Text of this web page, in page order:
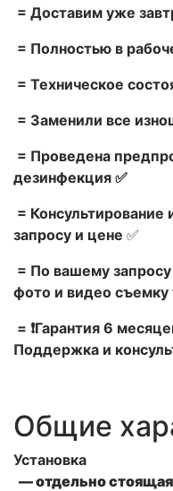
= Доставим уже
= Полностью в
= Техническое
= Заменили все
= Проведена
дезинфекция ✅
=
запросу и цене ✅
= По вашему
фото и видео съемку
= ❗Гарантия 6
Поддержка и
Общие
Установка
— отдельно